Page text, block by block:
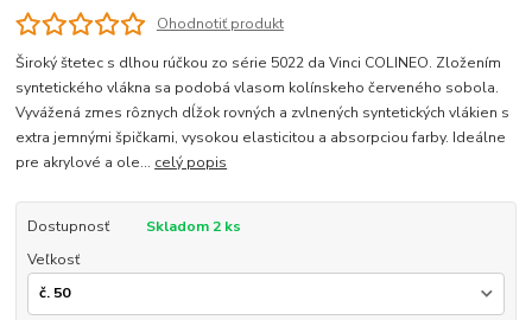
Ohodnotiť produkt
Široký štetec s dlhou rúčkou zo série 5022 da Vinci COLINEO. Zložením
syntetického vlákna sa podobá vlasom kolínskeho červeného sobola.
Vyvážená zmes rôznych dĺžok rovných a zvlnených syntetických vlákien s
extra jemnými špičkami, vysokou elasticitou a absorpciou farby. Ideálne
pre akrylové a ole... celý popis
Dostupnosť
Skladom 2 ks
Veľkosť